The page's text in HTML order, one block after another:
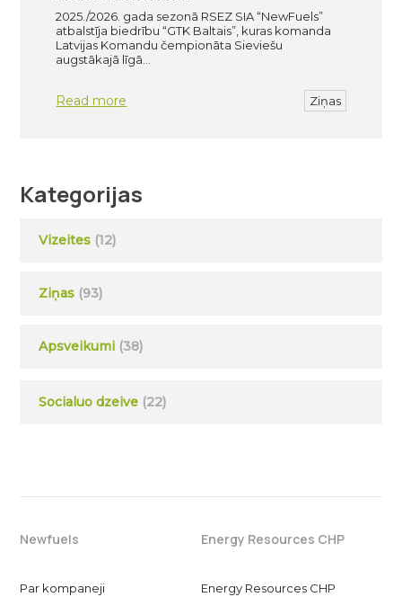
2025./2026. gada sezonā RSEZ SIA “NewFuels”
atbalstīja biedrību “GTK Baltais”, kuras komanda
Latvijas Komandu čempionāta Sieviešu
augstākajā līgā…
Read more Ziņas
Kategorijas
Vizeites (12)
Ziņas (93)
Apsveikumi (38)
Socialuo dzeive (22)
Newfuels
Par kompaneji
Energy Resources CHP
Energy Resources CHP